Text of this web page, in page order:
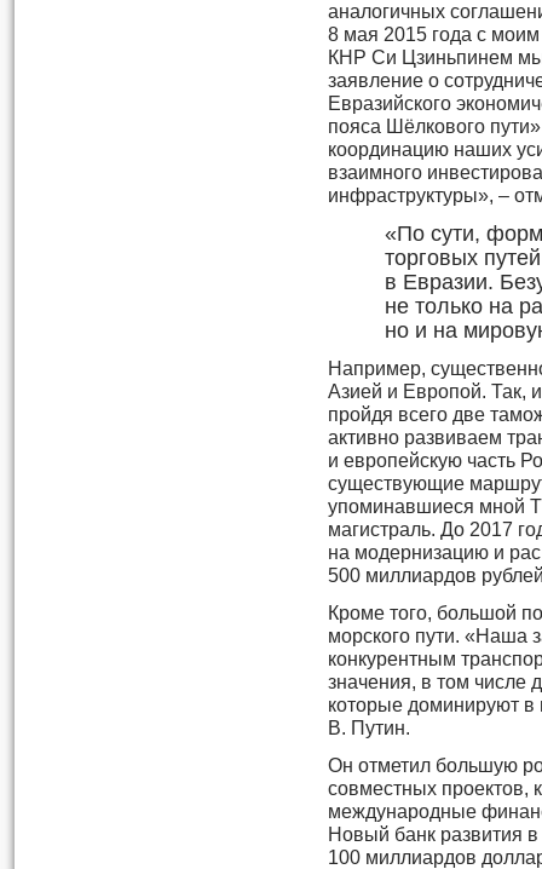
аналогичных
8 мая 2015 года с
КНР Си Цзиньпинем
заявление о
Евразийского
пояса Шёлкового
координацию наших
взаимного
инфраструктуры», –
«По сути,
торговых
в Евразии.
не только на
но и на
Например,
Азией и Европой. Так,
пройдя всего две
активно развиваем
и европейскую часть
существующие
упоминавшиеся мной
магистраль. До 2017
на модернизацию и
500 миллиардов
Кроме того, большой
морского пути. «Наша
конкурентным
значения, в том числе
которые доминируют в
В. Путин.
Он отметил большую
совместных проектов,
международные
Новый банк развития
100 миллиардов